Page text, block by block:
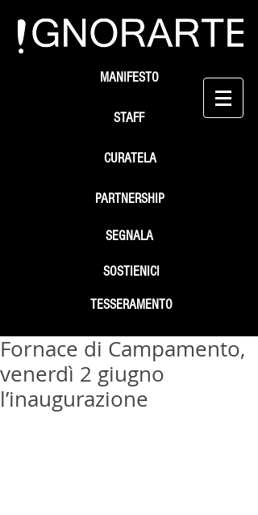
STAFF
SEGNALA
SOSTIENICI
MANIFESTO
PARTNERSHIP
TESSERAMENTO
CURATELA
Fornace di Campamento,
venerdì 2 giugno
l’inaugurazione